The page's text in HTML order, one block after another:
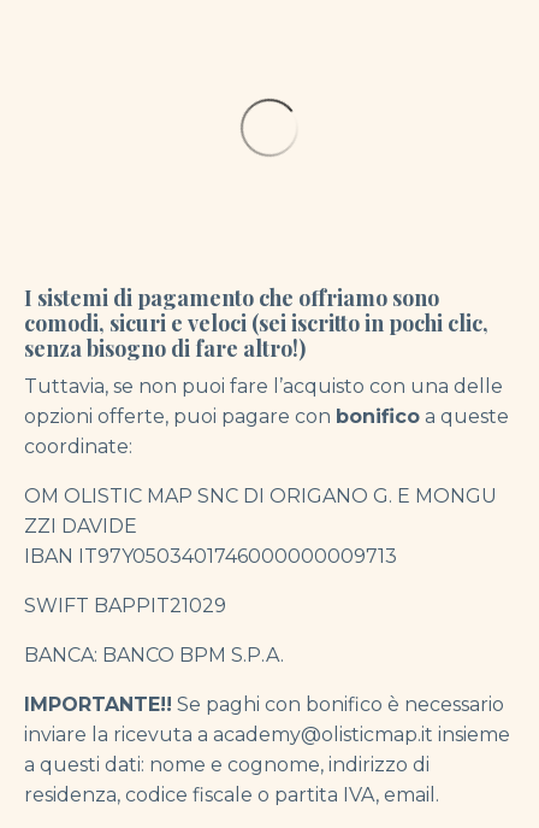
I sistemi di pagamento che offriamo sono
comodi, sicuri e veloci (sei iscritto in pochi clic,
senza bisogno di fare altro!)
Tuttavia, se non puoi fare l’acquisto con una delle
opzioni offerte, puoi pagare con bonifico a queste
coordinate:
OM OLISTIC MAP SNC DI ORIGANO G. E MONGU
ZZI DAVIDE
IBAN IT97Y0503401746000000009713
SWIFT BAPPIT21029
BANCA: BANCO BPM S.P.A.
IMPORTANTE!! Se paghi con bonifico è necessario
inviare la ricevuta a academy@olisticmap.it insieme
a questi dati: nome e cognome, indirizzo di
residenza, codice fiscale o partita IVA, email.